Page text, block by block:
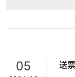
送
05